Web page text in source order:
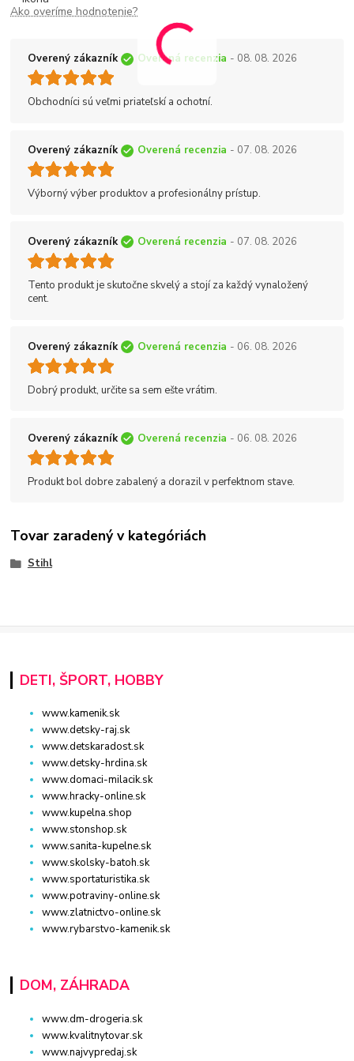
Ako overíme hodnotenie?
Overený zákazník Overená recenzia - 08. 08. 2026
Obchodníci sú veľmi priateľskí a ochotní.
Overený zákazník Overená recenzia - 07. 08. 2026
Výborný výber produktov a profesionálny prístup.
Overený zákazník Overená recenzia - 07. 08. 2026
Tento produkt je skutočne skvelý a stojí za každý vynaložený
cent.
Overený zákazník Overená recenzia - 06. 08. 2026
Dobrý produkt, určite sa sem ešte vrátim.
Overený zákazník Overená recenzia - 06. 08. 2026
Produkt bol dobre zabalený a dorazil v perfektnom stave.
Tovar zaradený v kategóriách
Stihl
DETI, ŠPORT, HOBBY
www.kamenik.sk
www.detsky-raj.sk
www.detskaradost.sk
www.detsky-hrdina.sk
www.domaci-milacik.sk
www.hracky-online.sk
www.kupelna.shop
www.stonshop.sk
www.sanita-kupelne.sk
www.skolsky-batoh.sk
www.sportaturistika.sk
www.potraviny-online.sk
www.zlatnictvo-online.sk
www.rybarstvo-kamenik.sk
DOM, ZÁHRADA
www.dm-drogeria.sk
www.kvalitnytovar.sk
www.najvypredaj.sk